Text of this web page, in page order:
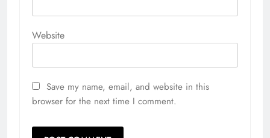
Website
Save my name, email, and website in this
browser for the next time I comment.